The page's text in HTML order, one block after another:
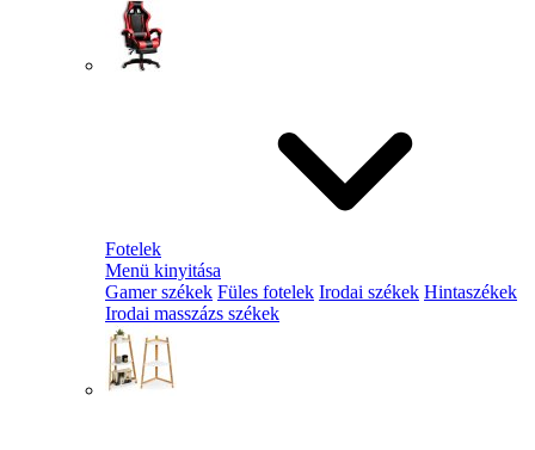
Fotelek
Menü kinyitása
Gamer székek Füles fotelek Irodai székek Hintaszékek
Irodai masszázs székek